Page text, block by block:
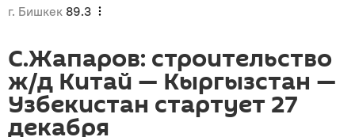
г. Бишкек 89.3
С.Жапаров: строительство
ж/д Китай — Кыргызстан —
Узбекистан стартует 27
декабря